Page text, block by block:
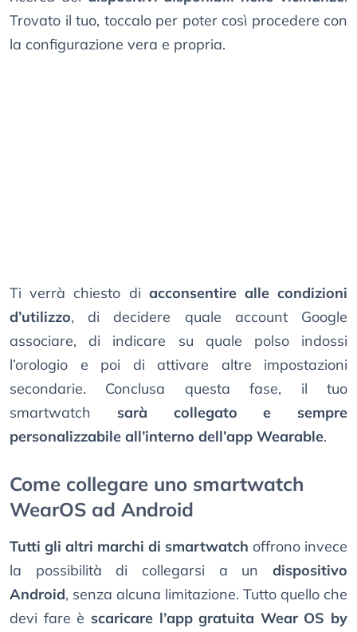
Trovato il tuo, toccalo per poter così procedere con
la configurazione vera e propria.
Ti verrà chiesto di acconsentire alle condizioni
d’utilizzo, di decidere quale account Google
associare, di indicare su quale polso indossi
l’orologio e poi di attivare altre impostazioni
secondarie. Conclusa questa fase, il tuo
smartwatch sarà collegato e sempre
personalizzabile all’interno dell’app Wearable.
Come collegare uno smartwatch
WearOS ad Android
Tutti gli altri marchi di smartwatch offrono invece
la possibilità di collegarsi a un dispositivo
Android, senza alcuna limitazione. Tutto quello che
devi fare è scaricare l’app gratuita Wear OS by